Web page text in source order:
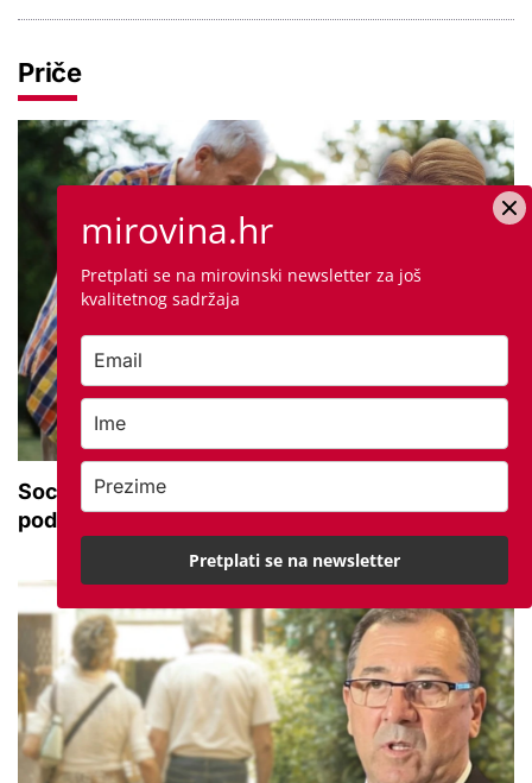
Priče
Socijalna pedagoginja: 'Bake i djedovi trebaju biti
podrška, a ne primarna skrb'
mirovina.hr
Pretplati se na mirovinski newsletter za još
kvalitetnog sadržaja
Pretplati se na newsletter